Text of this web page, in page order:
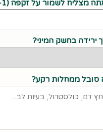
מצליח לשמור על זקפה (1–10)?
ירידה בחשק המיני?
ממחלות רקע?